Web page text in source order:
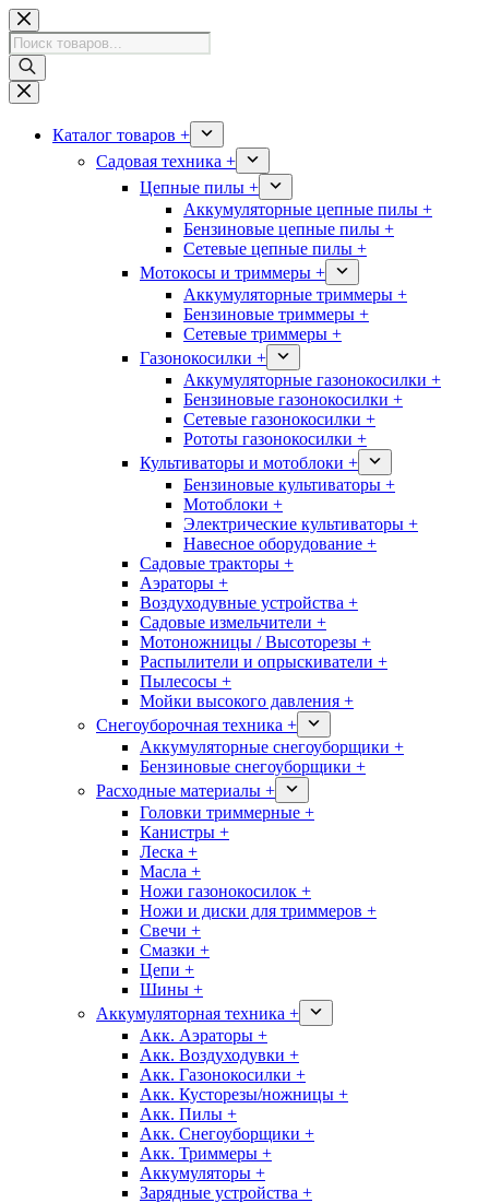
Перейти
к
сути
Поиск
товаров
Каталог товаров +
Садовая техника +
Цепные пилы +
Аккумуляторные цепные пилы +
Бензиновые цепные пилы +
Сетевые цепные пилы +
Мотокосы и триммеры +
Аккумуляторные триммеры +
Бензиновые триммеры +
Сетевые триммеры +
Газонокосилки +
Аккумуляторные газонокосилки +
Бензиновые газонокосилки +
Сетевые газонокосилки +
Рототы газонокосилки +
Культиваторы и мотоблоки +
Бензиновые культиваторы +
Мотоблоки +
Электрические культиваторы +
Навесное оборудование +
Садовые тракторы +
Аэраторы +
Воздуходувные устройства +
Садовые измельчители +
Мотоножницы / Высоторезы +
Распылители и опрыскиватели +
Пылесосы +
Мойки высокого давления +
Снегоуборочная техника +
Аккумуляторные снегоуборщики +
Бензиновые снегоуборщики +
Расходные материалы +
Головки триммерные +
Канистры +
Леска +
Масла +
Ножи газонокосилок +
Ножи и диски для триммеров +
Свечи +
Смазки +
Цепи +
Шины +
Аккумуляторная техника +
Акк. Аэраторы +
Акк. Воздуходувки +
Акк. Газонокосилки +
Акк. Кусторезы/ножницы +
Акк. Пилы +
Акк. Снегоуборщики +
Акк. Триммеры +
Аккумуляторы +
Зарядные устройства +